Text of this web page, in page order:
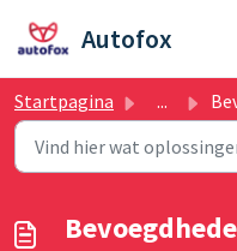
Autofox
Startpagina ...